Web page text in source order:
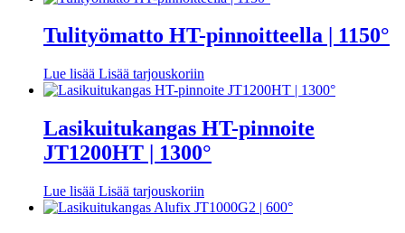
Tulityömatto HT-pinnoitteella | 1150°
Lue lisää Lisää tarjouskoriin
Lasikuitukangas HT-pinnoite
JT1200HT | 1300°
Lue lisää Lisää tarjouskoriin